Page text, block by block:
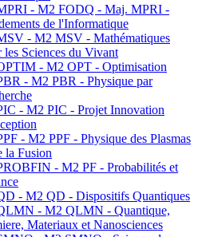
- M2 FODQ - Maj. MPRI -
de l'Informatique
- M2 MSV - Mathématiques
les Sciences du Vivant
- M2 OPT - Optimisation
- M2 PBR - Physique par
- M2 PIC - Projet Innovation
- M2 PPF - Physique des Plasmas
la Fusion
- M2 PF - Probabilités et
- M2 QD - Dispositifs Quantiques
- M2 QLMN - Quantique,
Materiaux et Nanosciences